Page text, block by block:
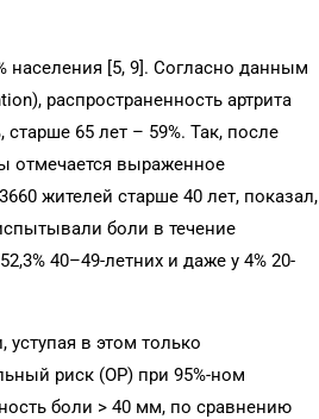
населения [5, 9]. Согласно данным
распространенность артрита
65 лет – 59%. Так, после
отмечается выраженное
жителей старше 40 лет, показал,
боли в течение
40–49-летних и даже у 4% 20-
в этом только
риск (ОР) при 95%-ном
боли > 40 мм, по сравнению